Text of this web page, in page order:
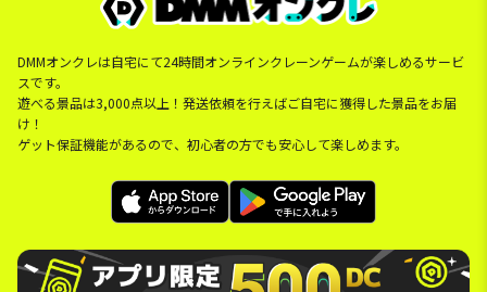
DMMオンクレは自宅にて24時間オンラインクレーンゲームが楽しめるサービ
スです。
遊べる景品は3,000点以上！発送依頼を行えばご自宅に獲得した景品をお届
け！
ゲット保証機能があるので、初心者の方でも安心して楽しめます。